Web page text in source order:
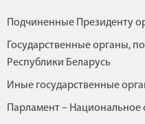
Подчиненные Президенту
Государственные органы,
Республики Беларусь
Иные государственные
Парламент – Национальное